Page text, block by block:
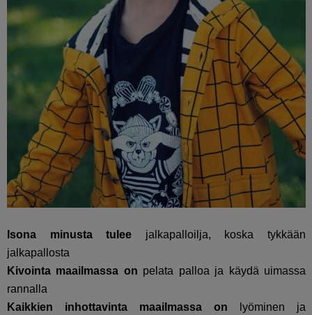
Isona minusta tulee jalkapalloilja, koska tykkään
jalkapallosta
Kivointa maailmassa on pelata palloa ja käydä uimassa
rannalla
Kaikkien inhottavinta maailmassa on lyöminen ja